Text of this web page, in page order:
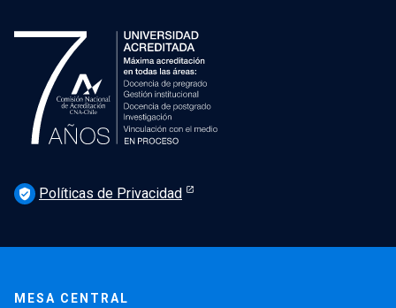
verified_user Políticas de Privacidad
MESA CENTRAL